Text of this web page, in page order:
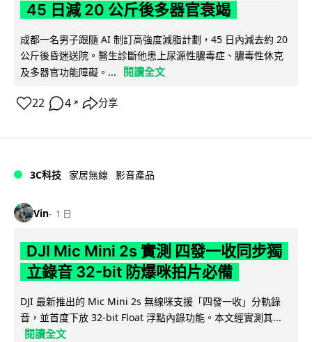
45 日減 20 公斤後多器官衰竭
成都一名男子跟隨 AI 制訂高強度減脂計劃，45 日內減去約 20
公斤後昏迷送院。醫生診斷他患上尿源性膿毒症、膿毒性休克
及多器官功能障礙。...
閱讀全文
22 4 ↗ 分享
3C科技 家居無線 影音產品
Vin 1 日
DJI Mic Mini 2s 實測 四發一收同步獨
立錄音 32-bit 防爆咪拍片必備
DJI 最新推出的 Mic Mini 2s 無線咪支援「四發一收」分軌錄
音，並首度下放 32-bit Float 浮點內錄功能。本文經實測其...
閱讀全文